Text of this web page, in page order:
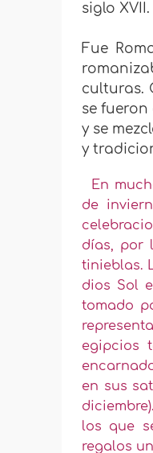
siglo XVII.
Fue
culturas.
se
y se
y
En
de
días, por
tinieblas.
dios Sol
tomado
egipcios
en sus
los que
regalos